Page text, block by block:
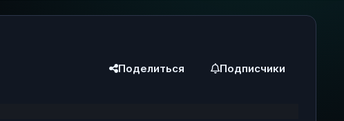
Поделиться Подписчики